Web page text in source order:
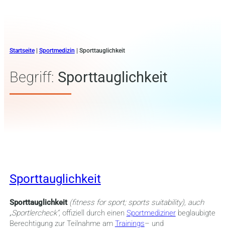
Startseite| Sportmedizin Sporttauglichkeit
Begriff: Sporttauglichkeit
Sporttauglichkeit
Sporttauglichkeit (fitness for sport; sports suitability), auch
„Sportlercheck“, offiziell durch einen Sportmedizinerbeglaubigte
Berechtigung zur Teilnahme am Trainings– und